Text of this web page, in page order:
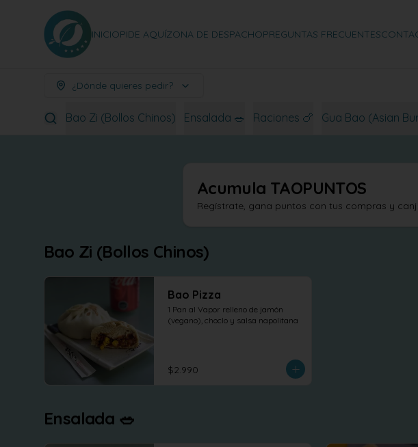
INICIOPIDE AQUÍZONA DE DESPACHOPREGUNTAS FRECUENTES
¿Dónde quieres pedir?
Bao Zi (Bollos Chinos) Ensalada 🥗 Raciones 🍗 Gua Bao (Asian
Acumula TAOPUNTOS
Regístrate, gana puntos con tus compras y
Bao Zi (Bollos Chinos)
Bao Pizza
1 Pan al Vapor relleno de jamón
(vegano), choclo y salsa napolitana
$2.990
Ensalada 🥗